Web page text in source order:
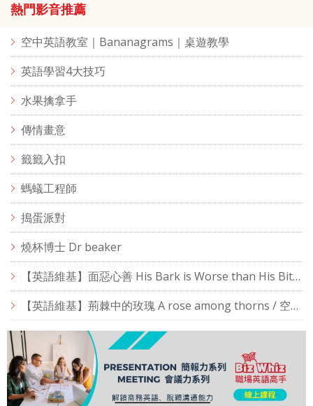
熱門影音推薦
空中英語教室｜Bananagrams｜桌遊教學
英語學習4大技巧
水果擒拿手
傳情畫意
籤籤入扣
螞蟻工程師
搗蛋派對
燒杯博士 Dr beaker
【英語維基】面惡心善 His Bark is Worse than His Bite / 空中英語教室
【英語維基】荊棘中的玫瑰 A rose among thorns / 空中英語教室